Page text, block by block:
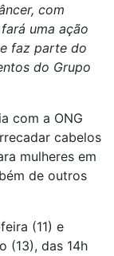
com
uma ação
faz parte do
do Grupo
com a ONG
cabelos
mulheres em
de outros
(11) e
(13), das 14h